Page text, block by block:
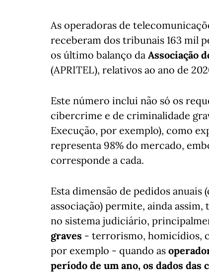
As operadoras de
receberam dos tribunais 163 mil
os último balanço da Associação
(APRITEL), relativos ao ano de
Este número inclui não só os
cibercrime e de criminalidade
Execução, por exemplo), como
representa 98% do mercado,
corresponde a cada.
Esta dimensão de pedidos anuais
associação) permite, ainda assim,
no sistema judiciário,
graves - terrorismo, homicídios,
por exemplo - quando as
período de um ano, os dados das